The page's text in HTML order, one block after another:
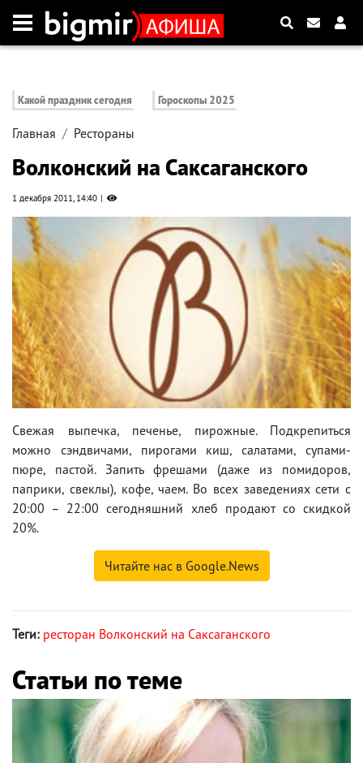
Какой праздник сегодня Гороскопы 2025
Главная Рестораны
Волконский на Саксаганского
1 декабря 2011, 14:40
Свежая выпечка, печенье, пирожные. Подкрепиться
можно сэндвичами, пирогами киш, салатами, супами-
пюре, пастой. Запить фрешами (даже из помидоров,
паприки, свеклы), кофе, чаем. Во всех заведениях сети с
20:00 – 22:00 сегодняшний хлеб продают со скидкой
20%.
Читайте нас в Google.News
Теги: ресторан Волконский на Саксаганского
Статьи по теме